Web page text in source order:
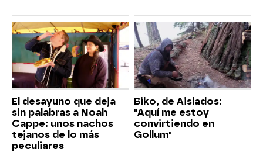
El desayuno que deja
sin palabras a Noah
Cappe: unos nachos
tejanos de lo más
peculiares
Biko, de Aislados:
"Aquí me estoy
convirtiendo en
Gollum"